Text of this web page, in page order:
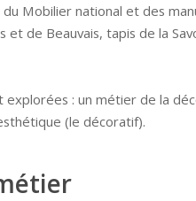
Mobilier national et des
et de Beauvais, tapis de la
: un métier de la
(le décoratif).